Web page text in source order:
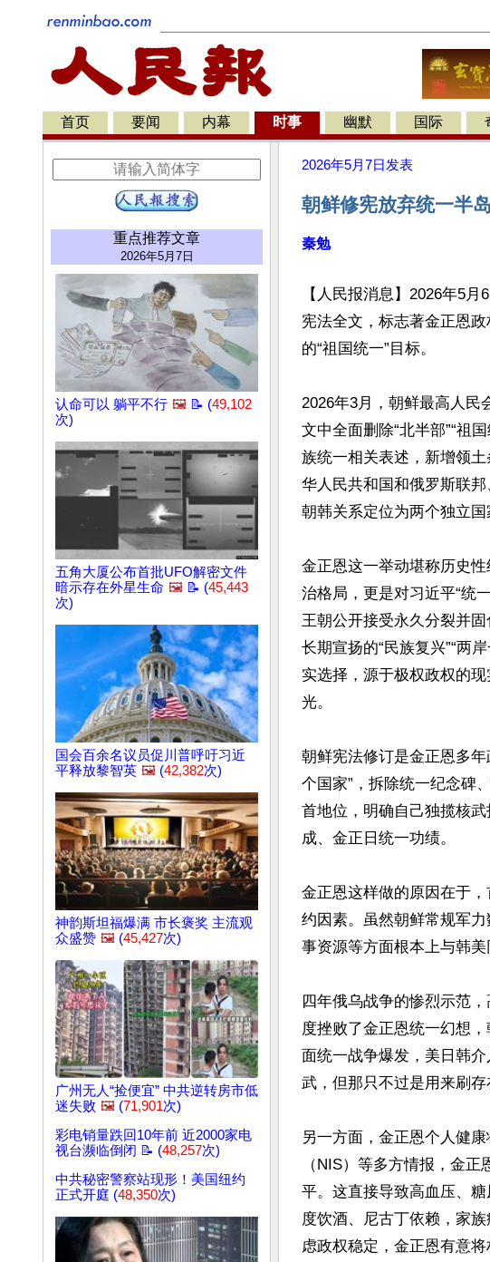
首页 要闻 内幕 时事 幽默 国际
重点推荐文章
2026年5月7日
认命可以 躺平不行 🖼️ 📝 (49,102
次)
五角大厦公布首批UFO解密文件
暗示存在外星生命 🖼️ 📝 (45,443
次)
国会百余名议员促川普呼吁习近
平释放黎智英 🖼️ (42,382次)
神韵斯坦福爆满 市长褒奖 主流观
众盛赞 🖼️ (45,427次)
广州无人“捡便宜” 中共逆转房市低
迷失败 🖼️ (71,901次)
彩电销量跌回10年前 近2000家电
视台濒临倒闭 📝 (48,257次)
中共秘密警察站现形！美国纽约
正式开庭 (48,350次)
2026年5月7日 发表
朝鲜修宪放弃统一半
秦勉
【人民报消息】2026年5
宪法全文，标志著金正恩
的“祖国统一”目标。
2026年3月，朝鲜最高人民
文中全面删除“北半部”“祖
族统一相关表述，新增领
华人民共和国和俄罗斯联
朝韩关系定位为两个独立国
金正恩这一举动堪称历史
治格局，更是对习近平“统
王朝公开接受永久分裂并
长期宣扬的“民族复兴”“两
实选择，源于极权政权的
光。
朝鲜宪法修订是金正恩多
个国家”，拆除统一纪念碑
首地位，明确自己独揽核
成、金正日统一功绩。
金正恩这样做的原因在于
约因素。虽然朝鲜常规军
事资源等方面根本上与韩美
四年俄乌战争的惨烈示范
度挫败了金正恩统一幻想
面统一战争爆发，美日韩
武，但那只不过是用来刷
另一方面，金正恩个人健
（NIS）等多方情报，金
平。这直接导致高血压、
度饮酒、尼古丁依赖，家
虑政权稳定，金正恩有意